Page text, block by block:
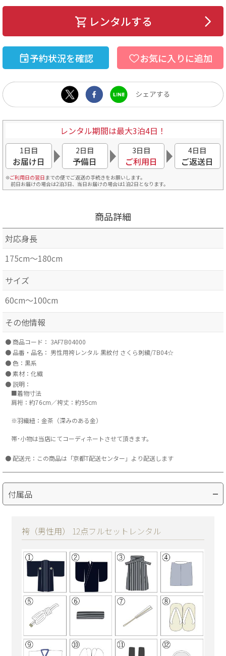
レンタルする
予約状況を確認 お気に入りに追加
レンタル期間は最大3泊4日！
1日目
お届け日
2日目
予備日
3日目
ご利用日
4日目
ご返送日
ご利用日の翌日 までの便でご返送の手続きをお願いします。
前日お届けの場合は2泊3日、当日お届けの場合は1泊2日となります。
商品詳細
対応身長
175cm～180cm
サイズ
60cm～100cm
その他情報
商品コード： 3AF7B04000
品番・品名： 男性用袴レンタル 黒紋付 さくら刺繍/7B04☆
色：黒系
素材：化繊
説明：
■着物寸法
肩裄：約76cm／袴丈：約95cm
※羽織紐：金茶（深みのある金）
帯･小物は当店にてコーディネートさせて頂きます。
配送元：この商品は「京都T配送センター」より配送します
付属品
袴（男性用） 12点フルセットレンタル